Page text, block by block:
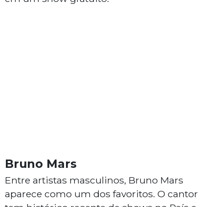
Bruno Mars
Entre artistas masculinos, Bruno Mars
aparece como um dos favoritos. O cantor